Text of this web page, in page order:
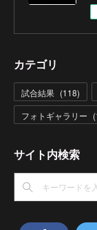
カテゴリ
試合結果 (118)
フォトギャラリー (
サイト内検索